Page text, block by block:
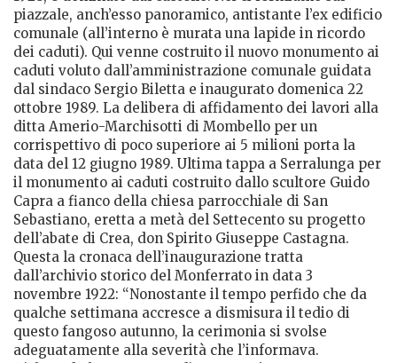
piazzale, anch’esso panoramico, antistante l’ex edificio
comunale (all’interno è murata una lapide in ricordo
dei caduti). Qui venne costruito il nuovo monumento ai
caduti voluto dall’amministrazione comunale guidata
dal sindaco Sergio Biletta e inaugurato domenica 22
ottobre 1989. La delibera di affidamento dei lavori alla
ditta Amerio-Marchisotti di Mombello per un
corrispettivo di poco superiore ai 5 milioni porta la
data del 12 giugno 1989. Ultima tappa a Serralunga per
il monumento ai caduti costruito dallo scultore Guido
Capra a fianco della chiesa parrocchiale di San
Sebastiano, eretta a metà del Settecento su progetto
dell’abate di Crea, don Spirito Giuseppe Castagna.
Questa la cronaca dell’inaugurazione tratta
dall’archivio storico del Monferrato in data 3
novembre 1922: “Nonostante il tempo perfido che da
qualche settimana accresce a dismisura il tedio di
questo fangoso autunno, la cerimonia si svolse
adeguatamente alla severità che l’informava.